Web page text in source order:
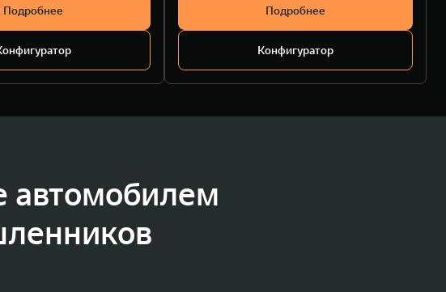
Подробнее Подробнее
Конфигуратор
автомобилем